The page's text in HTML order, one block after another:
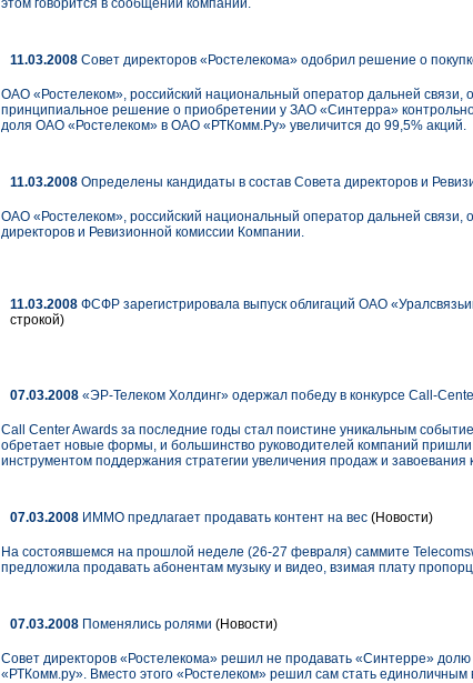
этом говорится в сообщении компании.
11.03.2008 Cовет директоров «Ростелекома» одобрил решение о
ОАО «Ростелеком», российский национальный оператор дальней связи,
принципиальное решение о приобретении у ЗАО «Синтерра»
доля ОАО «Ростелеком» в ОАО «РТКомм.Ру» увеличится до 99,5% акций.
11.03.2008 Определены кандидаты в состав Совета директоров и
ОАО «Ростелеком», российский национальный оператор дальней связи,
директоров и Ревизионной комиссии Компании.
11.03.2008 ФСФР зарегистрировала выпуск облигаций ОАО
строкой)
07.03.2008 «ЭР-Телеком Холдинг» одержал победу в конкурсе Call-
Call Center Awards за последние годы стал поистине уникальным
обретает новые формы, и большинство руководителей компаний
инструментом поддержания стратегии увеличения продаж и завоевания
07.03.2008 ИММО предлагает продавать контент на вес (Новости)
На состоявшемся на прошлой неделе (26-27 февраля) саммите
предложила продавать абонентам музыку и видео, взимая плату
07.03.2008 Поменялись ролями (Новости)
Совет директоров «Ростелекома» решил не продавать «Синтерре»
«РТКомм.ру». Вместо этого «Ростелеком» решил сам стать